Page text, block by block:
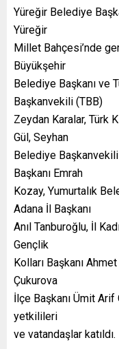
Yüreğir Belediye
Yüreğir
Millet Bahçesi’nde
Büyükşehir
Belediye Başkanı ve
Başkanvekili (TBB)
Zeydan Karalar, Türk
Gül, Seyhan
Belediye
Başkanı Emrah
Kozay, Yumurtalık
Adana İl Başkanı
Anıl Tanburoğlu, İl
Gençlik
Kolları Başkanı
Çukurova
İlçe Başkanı Ümit
yetkilileri
ve vatandaşlar katıldı.